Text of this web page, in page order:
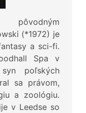
(*1972) je
a sci-fi.
Spa v
poľských
sa právom,
a zoológiu.
v Leedse so